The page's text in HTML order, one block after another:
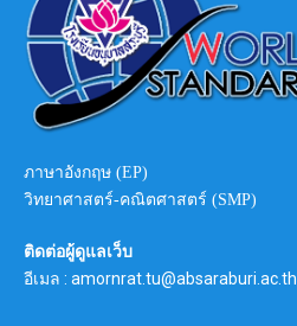
ภาษาอังกฤษ (EP)
วิทยาศาสตร์-คณิตศาสตร์ (SMP)
ติดต่อผู้ดูแลเว็บ
อีเมล : amornrat.tu@absaraburi.ac.th